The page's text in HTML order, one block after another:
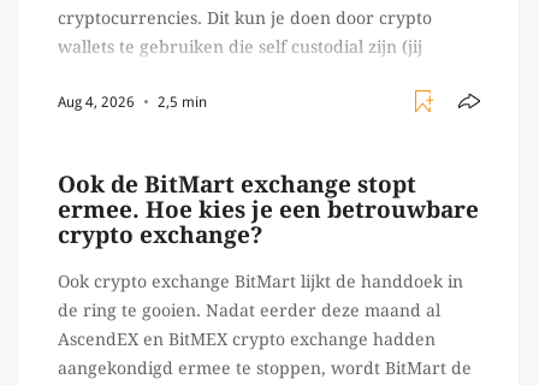
cryptocurrencies. Dit kun je doen door crypto
wallets te gebruiken die self custodial zijn (jij
Ledger of Trezor bijvoorbeeld. Echter, op 29 juli
Aug 4, 2026 2,5 min
Ook de BitMart exchange stopt
ermee. Hoe kies je een betrouwbare
crypto exchange?
Ook crypto exchange BitMart lijkt de handdoek in
de ring te gooien. Nadat eerder deze maand al
AscendEX en BitMEX crypto exchange hadden
aangekondigd ermee te stoppen, wordt BitMart de